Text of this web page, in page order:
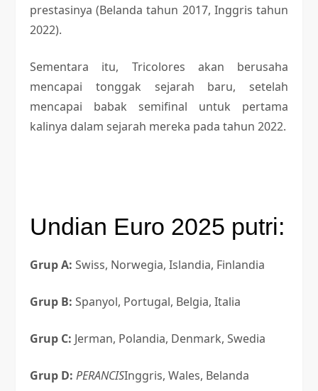
prestasinya (Belanda tahun 2017, Inggris tahun
2022).
Sementara itu, Tricolores akan berusaha
mencapai tonggak sejarah baru, setelah
mencapai babak semifinal untuk pertama
kalinya dalam sejarah mereka pada tahun 2022.
Undian Euro 2025 putri:
Grup A: Swiss, Norwegia, Islandia, Finlandia
Grup B: Spanyol, Portugal, Belgia, Italia
Grup C: Jerman, Polandia, Denmark, Swedia
Grup D: PERANCISInggris, Wales, Belanda